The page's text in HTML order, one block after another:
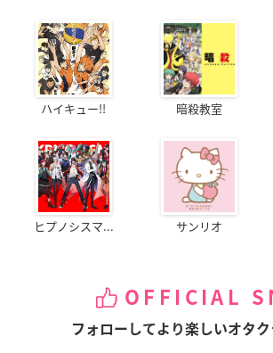
ハイキュー!! 暗殺教室
ヒプノシスマ... サンリオ
OFFICIAL
フォローしてより楽しいオタク